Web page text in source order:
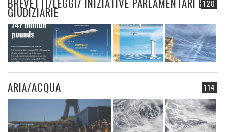
120
GIUDIZIARIE
114
ARIA/ACQUA